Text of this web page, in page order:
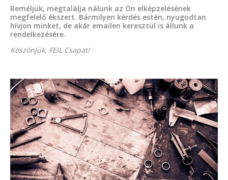
Reméljük, megtalálja nálunk az Ön elképzelésének
megfelelő ékszert. Bármilyen kérdés estén, nyugodtan
hívjon minket, de akár emailen keresztül is állunk a
rendelkezésére.
Köszönjük, FEIL Csapat!